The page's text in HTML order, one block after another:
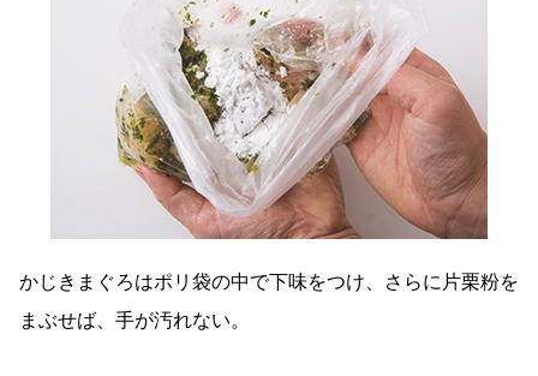
かじきまぐろはポリ袋の中で下味をつけ、さらに片栗粉を
まぶせば、手が汚れない。